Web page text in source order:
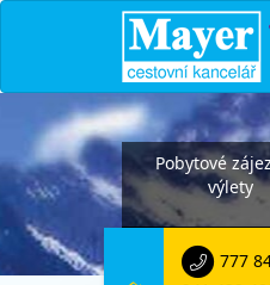
Pobytové
výlety
777